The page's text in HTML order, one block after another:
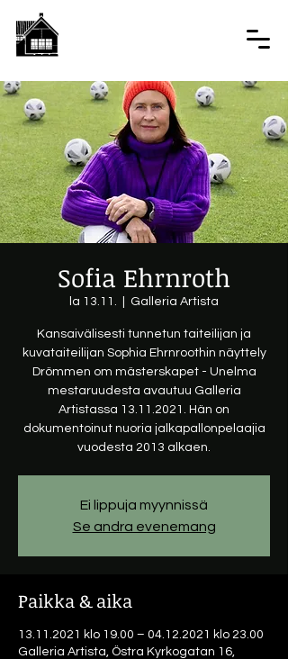
Sofia Ehrnroth
la 13.11. Galleria Artista
Kansaivälisesti tunnetun taiteilijan ja
kuvataiteilijan Sophia Ehrnroothin näyttely
Drömmen om mästerskapet - Unelma
mestaruudesta avautuu Galleria
Artistassa 13.11.2021. Hän on
dokumentoinut nuoria jalkapallonpelaajia
vuodesta 2013 alkaen.
Ei lippuja myynnissä
Se andra evenemang
Paikka & aika
13.11.2021 klo 19.00 – 04.12.2021 klo 23.00
Galleria Artista, Östra Kyrkogatan 16,